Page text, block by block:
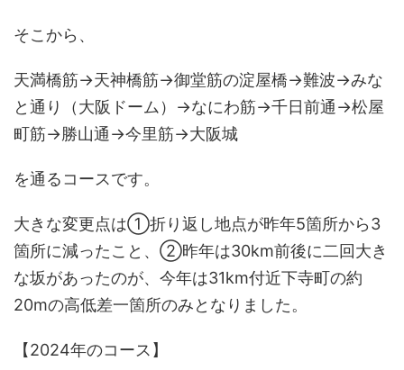
そこから、
天満橋筋→天神橋筋→御堂筋の淀屋橋→難波→みな
と通り（大阪ドーム）→なにわ筋→千日前通→松屋
町筋→勝山通→今里筋→大阪城
を通るコースです。
大きな変更点は①折り返し地点が昨年5箇所から3
箇所に減ったこと、②昨年は30km前後に二回大き
な坂があったのが、今年は31km付近下寺町の約
20mの高低差一箇所のみとなりました。
【2024年のコース】